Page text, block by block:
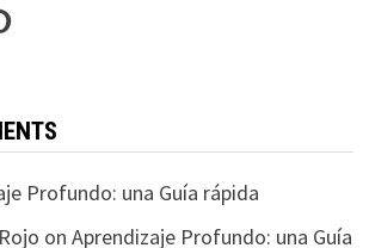
Profundo: una Guía rápida
on Aprendizaje Profundo: una Guía